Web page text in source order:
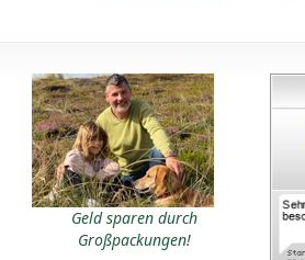
Geld sparen durch
Großpackungen!